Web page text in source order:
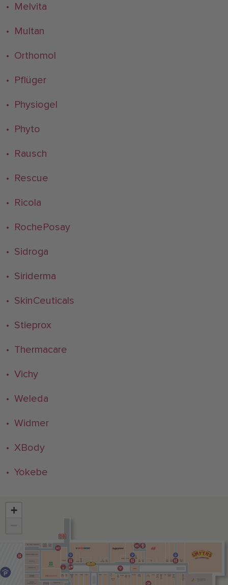
• Melvita
• Multan
• Orthomol
• Pflüger
• Physiogel
• Phyto
• Rausch
• Rescue
• Ricola
• RochePosay
• Sidroga
• Siriderma
• SkinCeuticals
• Stieprox
• Thermacare
• Vichy
• Weleda
• Widmer
• XBody
• Yokebe
+